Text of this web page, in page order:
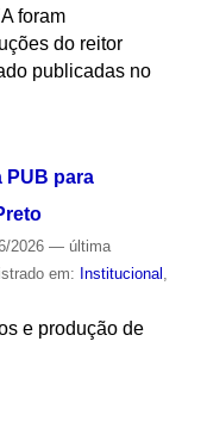
foram
do reitor
publicadas no
PUB para
2026 — última
em: Institucional ,
e produção de